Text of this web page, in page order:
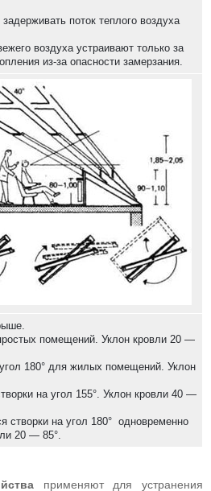
поток теплого воздуха
воздуха устраивают только за
из-за опасности замерзания.
помещений. Уклон кровли 20 —
180° для жилых помещений. Уклон
на угол 155°. Уклон кровли 40 —
створки на угол 180° одновременно
20 — 85°.
применяют для устранения